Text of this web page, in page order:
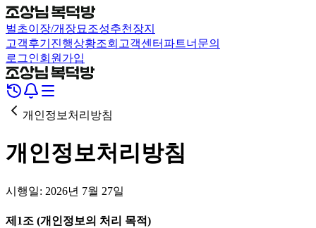
벌초이장/개장묘조성추천장지
고객후기 진행상황조회 고객센터 파트너문의
로그인회원가입
개인정보처리방침
개인정보처리방침
시행일: 2026년 7월 27일
제1조 (개인정보의 처리 목적)